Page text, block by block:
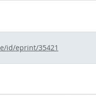
id/eprint/35421